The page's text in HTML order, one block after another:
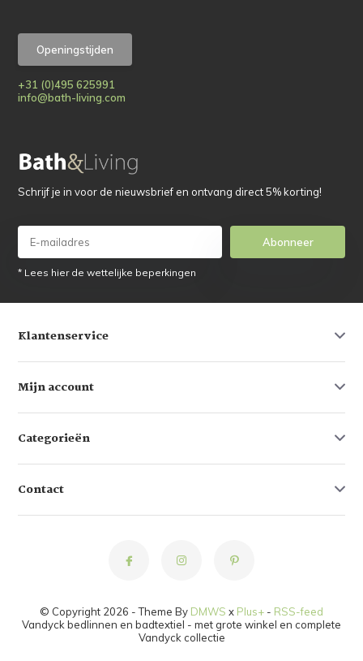
Openingstijden
+31 (0)495 625991
info@bath-living.com
Schrijf je in voor de nieuwsbrief en ontvang direct 5% korting!
Abonneer
* Lees hier de wettelijke beperkingen
Klantenservice
Mijn account
Categorieën
Contact
© Copyright 2026 - Theme By DMWS x Plus+ - RSS-feed
Vandyck bedlinnen en badtextiel - met grote winkel en complete
Vandyck collectie